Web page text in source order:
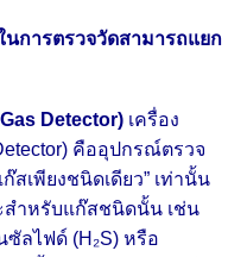
การตรวจวัดสามารถแยก
Detector) เครื่อง
คืออุปกรณ์ตรวจ
เพียงชนิดเดียว” เท่านั้น
สำหรับแก๊สชนิดนั้น เช่น
ลไฟด์ (H₂S) หรือ